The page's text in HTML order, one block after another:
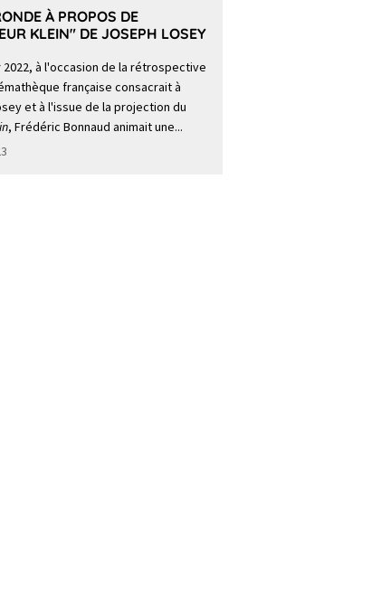
À PROPOS DE
KLEIN" DE JOSEPH LOSEY
2022, à l'occasion de la rétrospective
française consacrait à
et à l'issue de la projection du
, Frédéric Bonnaud animait une...